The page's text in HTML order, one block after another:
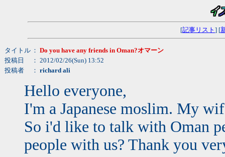
[記事リスト ] [
タイトル ： Do you have any friends in Oman?オマーン
投稿日
： 2012/02/26(Sun) 13:52
投稿者
： richard ali
Hello everyone,
I'm a Japanese moslim. My
So i'd like to talk with Oman
people with us? Thank you